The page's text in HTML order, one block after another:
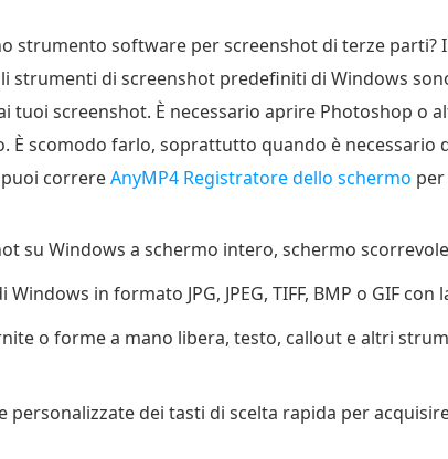
strumento software per screenshot di terze parti?
strumenti di screenshot predefiniti di Windows
tuoi screenshot. È necessario aprire Photoshop
È scomodo farlo, soprattutto quando è necessario
correreAnyMP4 Registratore dello schermo
su Windows a schermo intero, schermo
in formato JPG, JPEG, TIFF, BMP o GIF
o forme a mano libera, testo, callout e altri
personalizzate dei tasti di scelta rapida per